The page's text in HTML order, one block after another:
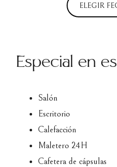
ELEGIR
Especial en
Salón
Escritorio
Calefacción
Maletero 24H
Cafetera de cápsulas